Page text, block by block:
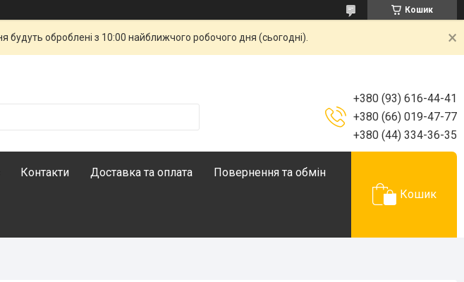
Кошик
оброблені з 10:00 найближчого робочого дня (сьогодні).
+380 (93) 616-44-41
+380 (66) 019-47-77
+380 (44) 334-36-35
Контакти Доставка та оплата Повернення та обмін
Кошик